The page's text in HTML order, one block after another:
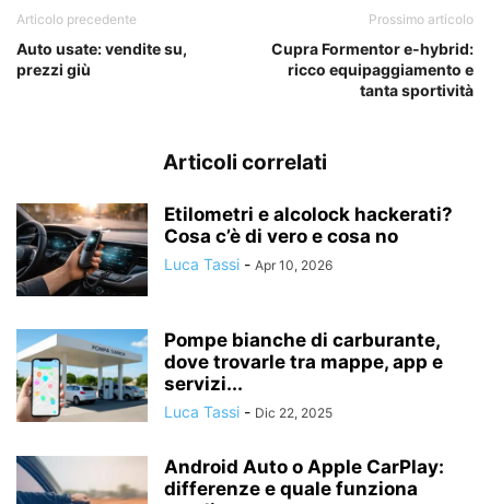
Articolo precedente
Auto usate: vendite su,
prezzi giù
Prossimo articolo
Cupra Formentor e-hybrid:
ricco equipaggiamento e
tanta sportività
Articoli correlati
Etilometri e alcolock hackerati?
Cosa c’è di vero e cosa no
Luca Tassi - Apr 10, 2026
Pompe bianche di carburante,
dove trovarle tra mappe, app e
servizi...
Luca Tassi - Dic 22, 2025
Android Auto o Apple CarPlay:
differenze e quale funziona